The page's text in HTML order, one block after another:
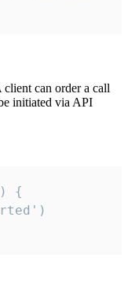
client can order a call
initiated via API
{